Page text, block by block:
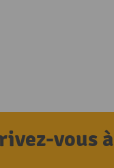
vous